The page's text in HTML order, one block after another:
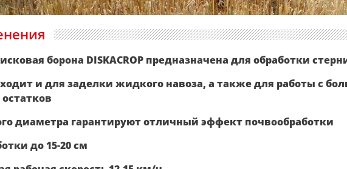
борона DISKACROP предназначена для обработки
и для заделки жидкого навоза, а также для работы с
диаметра гарантируют отличный эффект почвообработки
до 15-20 см